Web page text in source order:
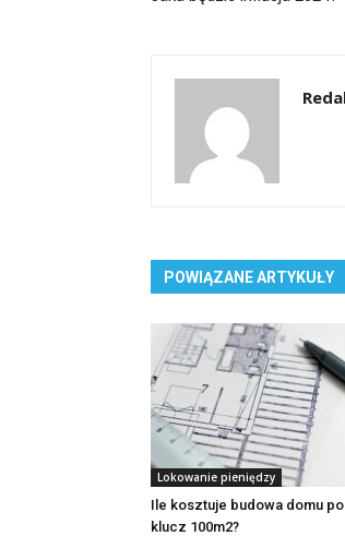
POWIĄZANE ARTYKUŁY
Lokowanie pieniędzy
Ile kosztuje budowa domu
klucz 100m2?